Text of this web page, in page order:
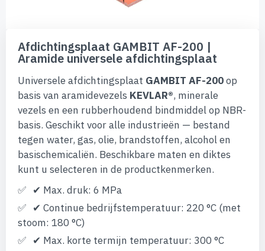
naar
begin
afbeeldingen-
Afdichtingsplaat GAMBIT AF-200 |
Aramide universele afdichtingsplaat
Universele afdichtingsplaat GAMBIT AF-200op
basis van aramidevezels KEVLAR®, minerale
vezels en een rubberhoudend bindmiddel op NBR-
basis. Geschikt voor alle industrieën — bestand
tegen water, gas, olie, brandstoffen, alcohol en
basischemicaliën. Beschikbare maten en diktes
kunt u selecteren in de productkenmerken.
✔ Max. druk: 6 MPa
✔ Continue bedrijfstemperatuur: 220 °C (met
stoom: 180 °C)
✔ Max. korte termijn temperatuur: 300 °C